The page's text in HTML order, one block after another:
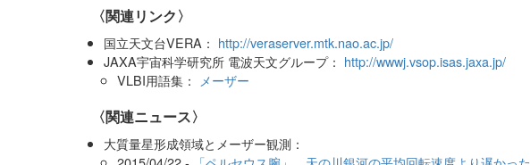
〈関連リンク〉
国立天文台VERA： http://veraserver.mtk.nao.ac.jp/
JAXA宇宙科学研究所 電波天文グループ： http://wwwj.vsop.isas.jaxa.jp/
VLBI用語集：
メーザー
〈関連ニュース〉
大質量星形成領域とメーザー観測：